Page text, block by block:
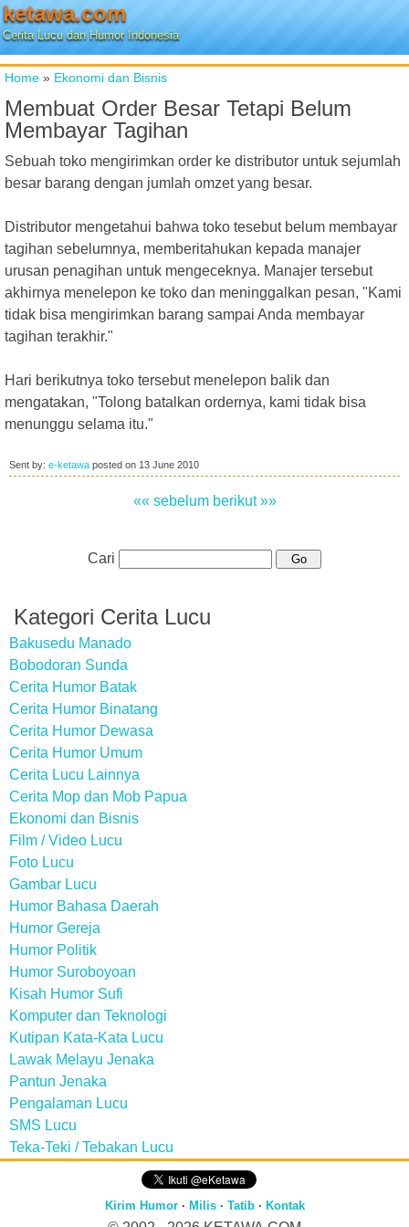
ketawa.com
Cerita Lucu dan Humor Indonesia
Home » Ekonomi dan Bisnis
Membuat Order Besar Tetapi Belum
Membayar Tagihan
Sebuah toko mengirimkan order ke distributor untuk sejumlah
besar barang dengan jumlah omzet yang besar.
Distributor mengetahui bahwa toko tesebut belum membayar
tagihan sebelumnya, memberitahukan kepada manajer
urusan penagihan untuk mengeceknya. Manajer tersebut
akhirnya menelepon ke toko dan meninggalkan pesan, "Kami
tidak bisa mengirimkan barang sampai Anda membayar
tagihan terakhir."
Hari berikutnya toko tersebut menelepon balik dan
mengatakan, "Tolong batalkan ordernya, kami tidak bisa
menunggu selama itu."
Sent by: e-ketawa posted on 13 June 2010
«« sebelum berikut »»
Cari
Kategori Cerita Lucu
Bakusedu Manado
Bobodoran Sunda
Cerita Humor Batak
Cerita Humor Binatang
Cerita Humor Dewasa
Cerita Humor Umum
Cerita Lucu Lainnya
Cerita Mop dan Mob Papua
Ekonomi dan Bisnis
Film / Video Lucu
Foto Lucu
Gambar Lucu
Humor Bahasa Daerah
Humor Gereja
Humor Politik
Humor Suroboyoan
Kisah Humor Sufi
Komputer dan Teknologi
Kutipan Kata-Kata Lucu
Lawak Melayu Jenaka
Pantun Jenaka
Pengalaman Lucu
SMS Lucu
Teka-Teki / Tebakan Lucu
Kirim Humor· Milis· Tatib· Kontak